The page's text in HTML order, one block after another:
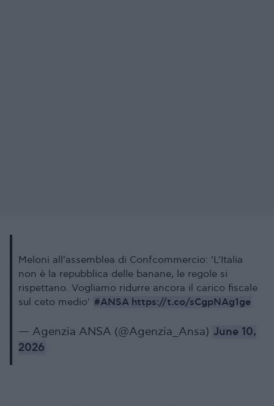
Meloni all'assemblea di Confcommercio: 'L'Italia
non è la repubblica delle banane, le regole si
rispettano. Vogliamo ridurre ancora il carico fiscale
sul ceto medio' #ANSA https://t.co/sCgpNAg1ge
— Agenzia ANSA (@Agenzia_Ansa) June 10,
2026